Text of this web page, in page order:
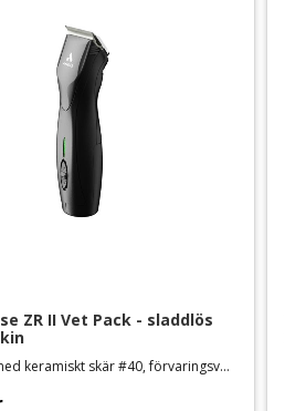
ZR II Vet Pack - sladdlös
Levereras med keramiskt skär #40, förvaringsväska och 2 batterier